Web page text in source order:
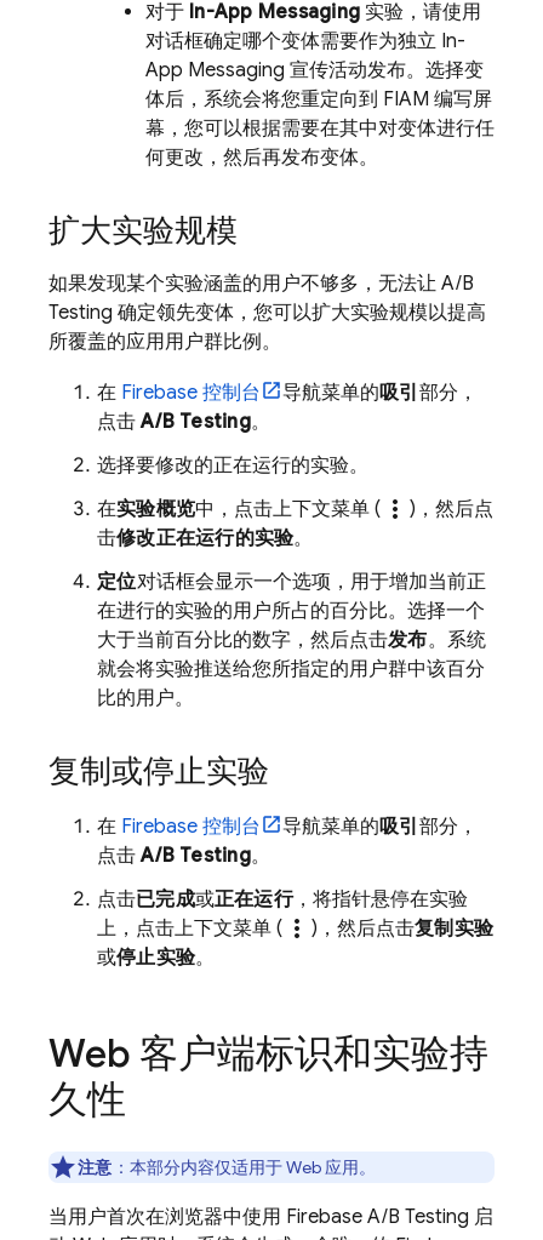
对于 In-App Messaging 实验，请使用
对话框确定哪个变体需要作为独立 In-
App Messaging 宣传活动发布。选择变
体后，系统会将您重定向到 FIAM 编写屏
幕，您可以根据需要在其中对变体进行任
何更改，然后再发布变体。
扩大实验规模
如果发现某个实验涵盖的用户不够多，无法让 A/B
Testing 确定领先变体，您可以扩大实验规模以提高
所覆盖的应用用户群比例。
在 Firebase 控制台 导航菜单的吸引 部分，
点击A/B Testing。
选择要修改的正在运行的实验。
在实验概览中，点击上下文菜单 ( more_vert )，然后点
击修改正在运行的实验。
定位对话框会显示一个选项，用于增加当前正
在进行的实验的用户所占的百分比。选择一个
大于当前百分比的数字，然后点击发布。系统
就会将实验推送给您所指定的用户群中该百分
比的用户。
复制或停止实验
在 Firebase 控制台 导航菜单的吸引 部分，
点击A/B Testing。
点击已完成或正在运行，将指针悬停在实验
上，点击上下文菜单 ( more_vert )，然后点击复制实验
或停止实验。
Web 客户端标识和实验持
久性
注意 ： 本部分内容仅适用于 Web 应用。
当用户首次在浏览器中使用 Firebase A/B Testing 启